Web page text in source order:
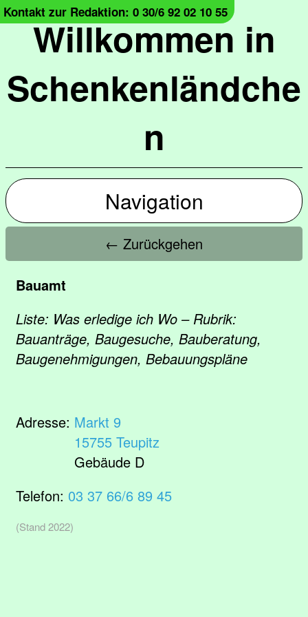
Willkommen in
Schenkenländche
n
Kontakt zur Redaktion: 0 30/6 92 02 10 55
Navigation
← Zurückgehen
Bauamt
Liste: Was erledige ich Wo – Rubrik:
Bauanträge, Baugesuche, Bauberatung,
Baugenehmigungen, Bebauungspläne
Adresse: Markt 9
15755 Teupitz
Gebäude D
Telefon: 03 37 66/6 89 45
(Stand 2022)